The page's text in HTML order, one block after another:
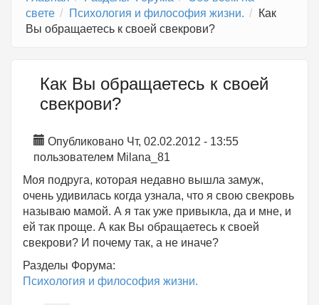
свете
Психология и философия жизни.
Как
Вы обращаетесь к своей свекрови?
Как Вы обращаетесь к своей
свекрови?
Опубликовано Чт, 02.02.2012 - 13:55
пользователем Milana_81
Моя подруга, которая недавно вышла замуж,
очень удивилась когда узнала, что я свою свекровь
называю мамой. А я так уже привыкла, да и мне, и
ей так проще. А как Вы обращаетесь к своей
свекрови? И почему так, а не иначе?
Разделы Форума:
Психология и философия жизни.